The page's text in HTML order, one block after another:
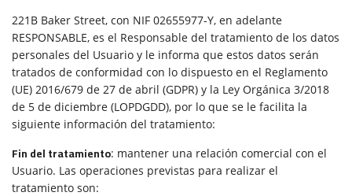
221B Baker Street, con NIF 02655977-Y, en adelante
RESPONSABLE, es el Responsable del tratamiento de los datos
personales del Usuario y le informa que estos datos serán
tratados de conformidad con lo dispuesto en el Reglamento
(UE) 2016/679 de 27 de abril (GDPR) y la Ley Orgánica 3/2018
de 5 de diciembre (LOPDGDD), por lo que se le facilita la
siguiente información del tratamiento:
Fin del tratamiento: mantener una relación comercial con el
Usuario. Las operaciones previstas para realizar el
tratamiento son: